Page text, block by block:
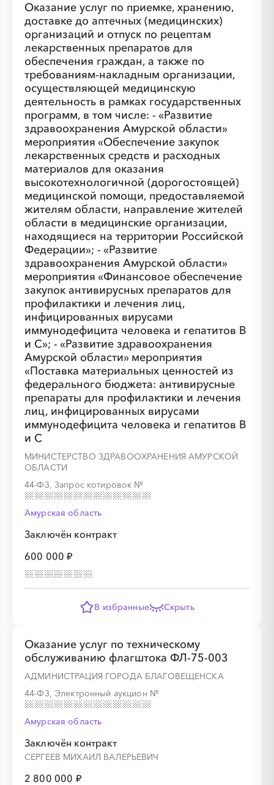
Оказание услуг по приемке, хранению,
доставке до аптечных (медицинских)
организаций и отпуск по рецептам
лекарственных препаратов для
обеспечения граждан, а также по
требованиям-накладным организации,
осуществляющей медицинскую
деятельность в рамках государственных
программ, в том числе: - «Развитие
здравоохранения Амурской области»
мероприятия «Обеспечение закупок
лекарственных средств и расходных
материалов для оказания
высокотехнологичной (дорогостоящей)
медицинской помощи, предоставляемой
жителям области, направление жителей
области в медицинские организации,
находящиеся на территории Российской
Федерации»; - «Развитие
здравоохранения Амурской области»
мероприятия «Финансовое обеспечение
закупок антивирусных препаратов для
профилактики и лечения лиц,
инфицированных вирусами
иммунодефицита человека и гепатитов В
и С»; - «Развитие здравоохранения
Амурской области» мероприятия
«Поставка материальных ценностей из
федерального бюджета: антивирусные
препараты для профилактики и лечения
лиц, инфицированных вирусами
иммунодефицита человека и гепатитов В
и С
МИНИСТЕРСТВО ЗДРАВООХРАНЕНИЯ АМУРСКОЙ
ОБЛАСТИ
44-ФЗ, Запрос котировок №
Амурская область
Заключён контракт
600 000 ₽
В избранные Скрыть
Оказание услуг по техническому
обслуживанию флагштока ФЛ-75-003
АДМИНИСТРАЦИЯ ГОРОДА БЛАГОВЕЩЕНСКА
44-ФЗ, Электронный аукцион №
Амурская область
Заключён контракт
СЕРГЕЕВ МИХАИЛ ВАЛЕРЬЕВИЧ
2 800 000 ₽